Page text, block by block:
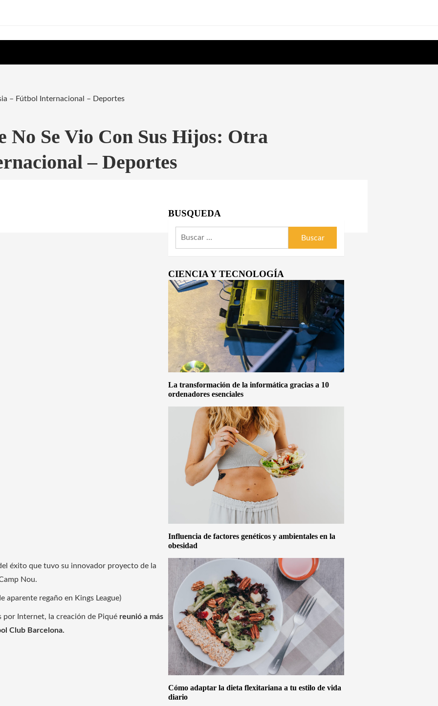
– Fútbol Internacional – Deportes
No Se Vio Con Sus Hijos: Otra
– Deportes
éxito que tuvo su innovador proyecto de la
Nou.
aparente regaño en Kings League)
por Internet, la creación de Piqué reunió a más
Club Barcelona.
BUSQUEDA
Buscar:
CIENCIA Y TECNOLOGÍA
La transformación de la informática gracias a 10
ordenadores esenciales
Influencia de factores genéticos y ambientales en la
obesidad
Cómo adaptar la dieta flexitariana a tu estilo de vida
diario